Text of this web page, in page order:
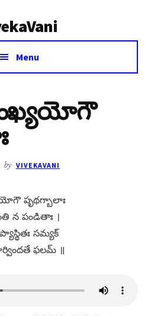
Menu
by VIVEKAVANI
పృథగ్బాలాః
న పండితాః ।
సమ్యక్​
ఫలమ్​ ॥